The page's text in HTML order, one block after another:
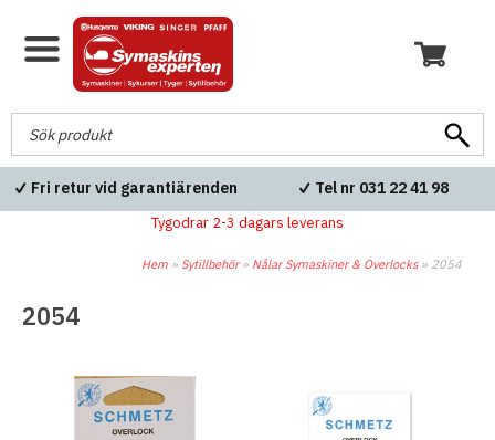
Fri retur vid garantiärenden Tel nr 031 22 41 98
Tygodrar 2-3 dagars leverans
Hem » Sytillbehör» Nålar Symaskiner & Overlocks» 2054
2054